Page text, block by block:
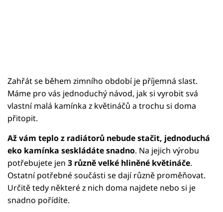
Zahřát se během zimního období je příjemná slast.
Máme pro vás jednoduchý návod, jak si vyrobit svá
vlastní malá kamínka z květináčů a trochu si doma
přitopit.
Až vám teplo z radiátorů nebude stačit, jednoduchá
eko kamínka seskládáte snadno. Na jejich výrobu
potřebujete jen 3 různě velké hliněné květináče.
Ostatní potřebné součásti se dají různě proměňovat.
Určitě tedy některé z nich doma najdete nebo si je
snadno pořídíte.